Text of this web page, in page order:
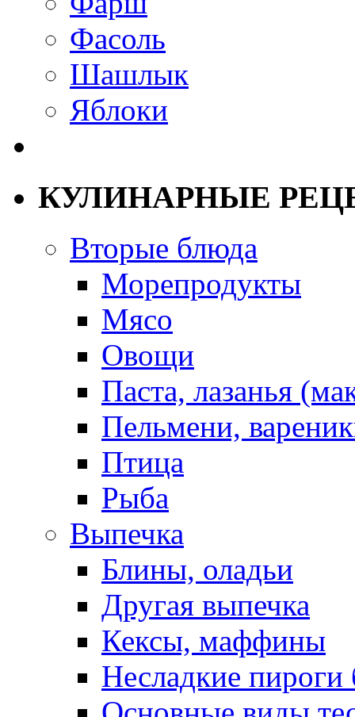
Фасоль
Шашлык
Яблоки
КУЛИНАРНЫЕ
Вторые блюда
Морепродукты
Мясо
Овощи
Паста, лазанья
Пельмени,
Птица
Рыба
Выпечка
Блины, оладьи
Другая выпечка
Кексы, маффины
Несладкие пироги